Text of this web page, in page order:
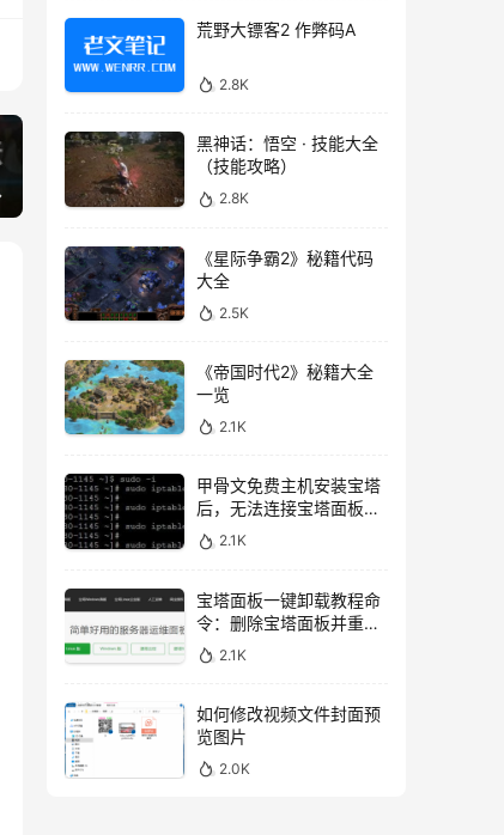
荒野大镖客2 作弊码A
2.8K
黑神话：悟空 · 技能大全
（技能攻略）
2.8K
《星际争霸2》秘籍代码
大全
2.5K
《帝国时代2》秘籍大全
一览
2.1K
甲骨文免费主机安装宝塔
后，无法连接宝塔面板的
解决方法
2.1K
宝塔面板一键卸载教程命
令：删除宝塔面板并重新
开始安装
2.1K
如何修改视频文件封面预
览图片
2.0K